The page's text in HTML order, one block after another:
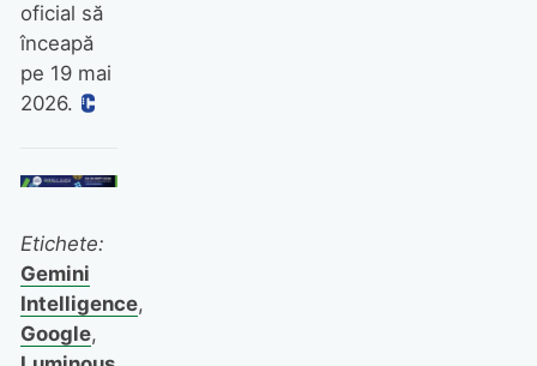
oficial să
înceapă
pe 19 mai
2026.
Etichete:
Gemini
Intelligence,
Google,